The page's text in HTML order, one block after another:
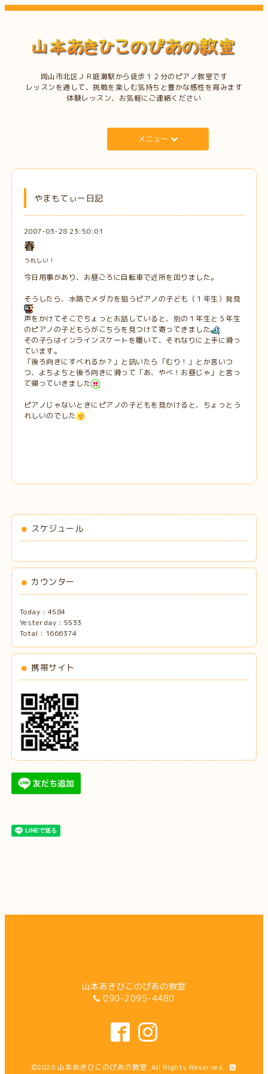
岡山市北区ＪＲ庭瀬駅から徒歩１２分のピアノ教室です
レッスンを通して、挑戦を楽しむ気持ちと豊かな感性を育みます
体験レッスン、お気軽にご連絡ください
メニュー
やまもてぃー日記
2007-03-28 23:50:01
春
うれしい！
今日用事があり、お昼ごろに自転車で近所を回りました。
そうしたら、水路でメダカを狙うピアノの子ども（１年生）発見
声をかけてそこでちょっとお話していると、別の１年生と５年生
のピアノの子どもらがこちらを見つけて寄ってきました
その子らはインラインスケートを履いて、それなりに上手に滑っ
ています。
「後ろ向きにすべれるか？」と訊いたら「むり！」とか言いつ
つ、よちよちと後ろ向きに滑って「あ、やべ！お昼じゃ」と言っ
て帰っていきました
ピアノじゃないときにピアノの子どもを見かけると、ちょっとう
れしいのでした
スケジュール
カウンター
Today : 4584
Yesterday : 5533
Total : 1666374
携帯サイト
山本あきひこのぴあの教室
090-2095-4480
©2026 山本あきひこのぴあの教室. All Rights Reserved.